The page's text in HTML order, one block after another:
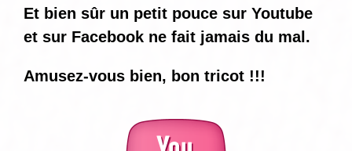
Et bien sûr un petit pouce sur Youtube
et sur Facebook ne fait jamais du mal.
Amusez-vous bien, bon tricot !!!